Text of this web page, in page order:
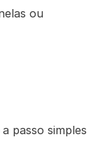
ou
passo simples